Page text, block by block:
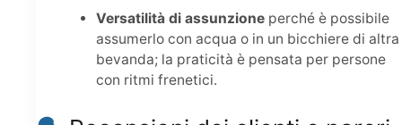
Versatilità di assunzioneperché è possibile
assumerlo con acqua o in un bicchiere di altra
bevanda; la praticità è pensata per persone
con ritmi frenetici.